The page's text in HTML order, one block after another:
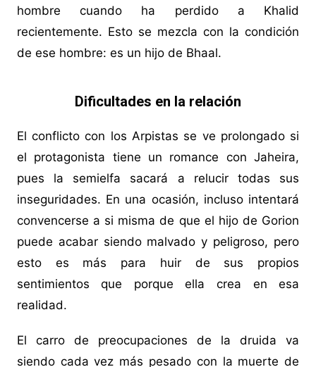
hombre cuando ha perdido a Khalid
recientemente. Esto se mezcla con la condición
de ese hombre: es un hijo de Bhaal.
Dificultades en la relación
El conflicto con los Arpistas se ve prolongado si
el protagonista tiene un romance con Jaheira,
pues la semielfa sacará a relucir todas sus
inseguridades. En una ocasión, incluso intentará
convencerse a si misma de que el hijo de Gorion
puede acabar siendo malvado y peligroso, pero
esto es más para huir de sus propios
sentimientos que porque ella crea en esa
realidad.
El carro de preocupaciones de la druida va
siendo cada vez más pesado con la muerte de